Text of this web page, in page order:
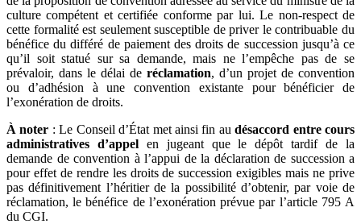
culture compétent et certifiée conforme par lui. Le non-respect de
cette formalité est seulement susceptible de priver le contribuable du
bénéfice du différé de paiement des droits de succession jusqu’à ce
qu’il soit statué sur sa demande, mais ne l’empêche pas de se
prévaloir, dans le délai de réclamation, d’un projet de convention
ou d’adhésion à une convention existante pour bénéficier de
l’exonération de droits.
À noter : Le Conseil d’État met ainsi fin audésaccord entre cours
administratives d’appelen jugeant que le dépôt tardif de la
demande de convention à l’appui de la déclaration de succession a
pour effet de rendre les droits de succession exigibles mais ne prive
pas définitivement l’héritier de la possibilité d’obtenir, par voie de
réclamation, le bénéfice de l’exonération prévue par l’article 795 A
du CGI.